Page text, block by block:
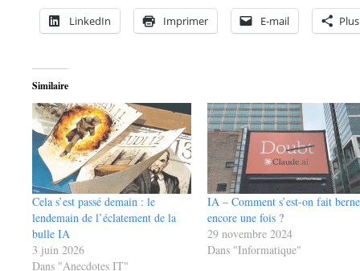
LinkedIn Imprimer E-mail Plus
Similaire
Cela s’est passé demain : le
lendemain de l’éclatement de la
bulle IA
3 juin 2026
Dans "Anecdotes IT"
IA – Comment s’est-on fait
encore une fois ?
29 novembre 2024
Dans "Informatique"